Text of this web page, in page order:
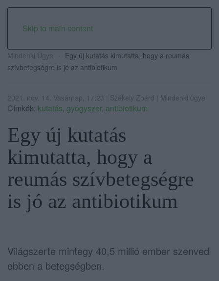
Skip to main content
Mindenki Ügye
Egy új kutatás kimutatta, hogy a reumás
szívbetegségre is jó az antibiotikum
2021. nov. 14. Vasárnap, 17:23 | Székely Zoárd | Mindenki ügye
Címkék: kutatás, gyógyszer, antibiotikum
Egy új kutatás
kimutatta, hogy a
reumás szívbetegségre
is jó az antibiotikum
Világszerte mintegy 40,5 millió ember szenved
ebben a betegségben.